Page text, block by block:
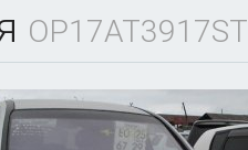
OP17AT3917ST